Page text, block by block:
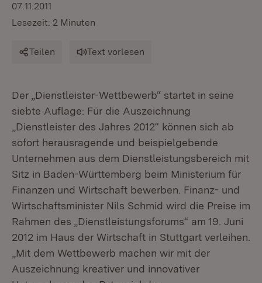
07.11.2011
Lesezeit: 2 Minuten
Teilen Text vorlesen
Der „Dienstleister-Wettbewerb“ startet in seine
siebte Auflage: Für die Auszeichnung
„Dienstleister des Jahres 2012“ können sich ab
sofort herausragende und beispielgebende
Unternehmen aus dem Dienstleistungsbereich mit
Sitz in Baden-Württemberg beim Ministerium für
Finanzen und Wirtschaft bewerben. Finanz- und
Wirtschaftsminister Nils Schmid wird die Preise im
Rahmen des „Dienstleistungsforums“ am 19. Juni
2012 im Haus der Wirtschaft in Stuttgart verleihen.
„Mit dem Wettbewerb machen wir mit der
Auszeichnung kreativer und innovativer